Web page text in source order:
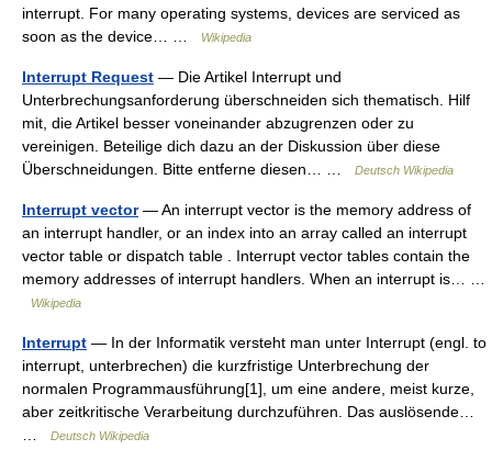
interrupt. For many operating systems, devices are serviced as
soon as the device… …
Wikipedia
Interrupt Request — Die Artikel Interrupt und
Unterbrechungsanforderung überschneiden sich thematisch. Hilf
mit, die Artikel besser voneinander abzugrenzen oder zu
vereinigen. Beteilige dich dazu an der Diskussion über diese
Überschneidungen. Bitte entferne diesen… …
Deutsch Wikipedia
Interrupt vector— An interrupt vector is the memory address of
an interrupt handler, or an index into an array called an interrupt
vector table or dispatch table . Interrupt vector tables contain the
memory addresses of interrupt handlers. When an interrupt is… …
Wikipedia
Interrupt — In der Informatik versteht man unter Interrupt (engl. to
interrupt, unterbrechen) die kurzfristige Unterbrechung der
normalen Programmausführung[1], um eine andere, meist kurze,
aber zeitkritische Verarbeitung durchzuführen. Das auslösende…
Deutsch Wikipedia